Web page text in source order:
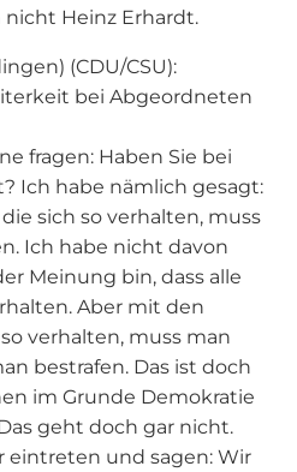
nicht Heinz Erhardt.
(CDU/CSU):
bei Abgeordneten
fragen: Haben Sie bei
Ich habe nämlich gesagt:
sich so verhalten, muss
Ich habe nicht davon
Meinung bin, dass alle
Aber mit den
verhalten, muss man
bestrafen. Das ist doch
im Grunde Demokratie
geht doch gar nicht.
eintreten und sagen: Wir